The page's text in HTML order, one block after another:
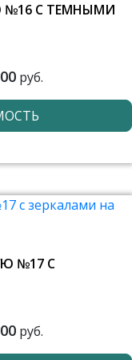
№16 С ТЕМНЫМИ
руб.
№17 С
руб.